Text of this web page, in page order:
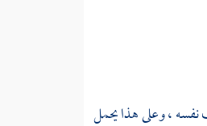
نفسه ، وعلى هذا يحمل